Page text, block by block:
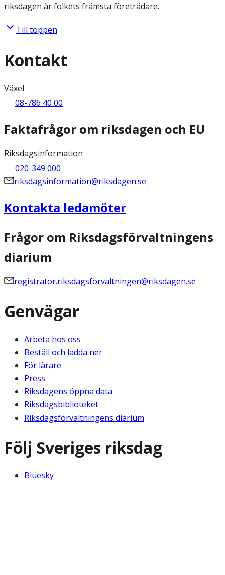
riksdagen är folkets främsta företrädare.
Till toppen
Kontakt
Växel
08-786 40 00
Faktafrågor om riksdagen och EU
Riksdagsinformation
020-349 000
riksdagsinformation@riksdagen.se
Kontakta ledamöter
Frågor om Riksdagsförvaltningens
diarium
registrator.riksdagsforvaltningen@riksdagen.se
Genvägar
Arbeta hos oss
Beställ och ladda ner
För lärare
Press
Riksdagens öppna data
Riksdagsbiblioteket
Riksdagsförvaltningens diarium
Följ Sveriges riksdag
Bluesky